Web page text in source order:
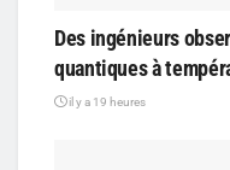
Des ingénieurs
quantiques à
il y a 19 heures